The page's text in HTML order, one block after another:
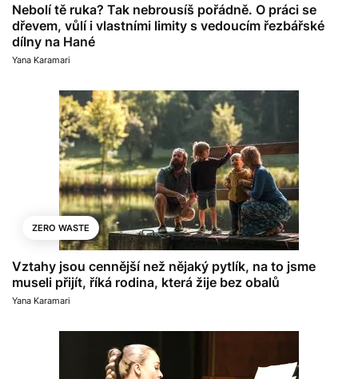
Nebolí tě ruka? Tak nebrousíš pořádně. O práci se
dřevem, vůlí i vlastními limity s vedoucím řezbářské
dílny na Hané
Yana Karamari
ZERO WASTE
Vztahy jsou cennější než nějaký pytlík, na to jsme
museli přijít, říká rodina, která žije bez obalů
Yana Karamari